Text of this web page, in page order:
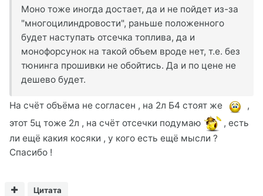
Моно тоже иногда достает, да и не пойдет из-за
"многоцилиндровости", раньше положенного
будет наступать отсечка топлива, да и
монофорсунок на такой объем вроде нет, т.е. без
тюнинга прошивки не обойтись. Да и по цене не
дешево будет.
На счёт объёма не согласен , на 2л Б4 стоят же
,
этот 5ц тоже 2л , на счёт отсечки подумаю
, есть
ли ещё какия косяки , у кого есть ещё мысли ?
Спасибо !
Цитата